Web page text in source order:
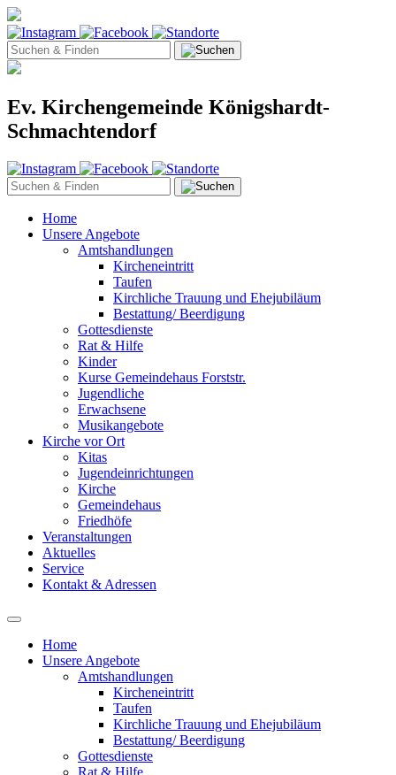
Ev. Kirchengemeinde Königshardt-
Schmachtendorf
Home
Unsere Angebote
Amtshandlungen
Kircheneintritt
Taufen
Kirchliche Trauung und Ehejubiläum
Bestattung/ Beerdigung
Gottesdienste
Rat & Hilfe
Kinder
Kurse Gemeindehaus Forststr.
Jugendliche
Erwachsene
Musikangebote
Kirche vor Ort
Kitas
Jugendeinrichtungen
Kirche
Gemeindehaus
Friedhöfe
Veranstaltungen
Aktuelles
Service
Kontakt & Adressen
Home
Unsere Angebote
Amtshandlungen
Kircheneintritt
Taufen
Kirchliche Trauung und Ehejubiläum
Bestattung/ Beerdigung
Gottesdienste
Rat & Hilfe